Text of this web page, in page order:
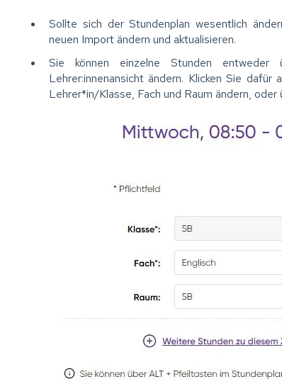
Sollte sich der Stundenplan wesentlich
neuen Import ändern und aktualisieren.
Sie können einzelne Stunden
Lehrer:innenansicht ändern. Klicken Sie
Lehrer*in/Klasse, Fach und Raum ändern, oder